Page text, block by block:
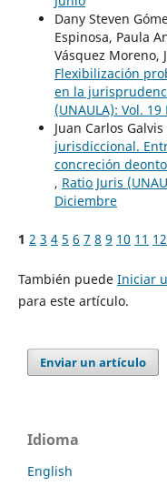
Dany Steven
Espinosa, Paula
Vásquez Moreno,
Flexibilización
en la
(UNAULA): Vol.
Juan Carlos
jurisdiccional.
concreción
, Ratio Juris
Diciembre
1 2 3 4 5 6 7 8 9 10 11 12
También puede Iniciar
para este artículo.
Enviar un artículo
Idioma
English